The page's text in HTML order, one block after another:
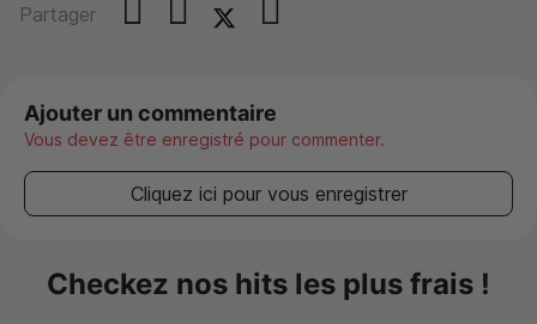
Partager
Ajouter un commentaire
Vous devez être enregistré pour commenter.
Cliquez ici pour vous enregistrer
Checkez nos hits les plus frais !